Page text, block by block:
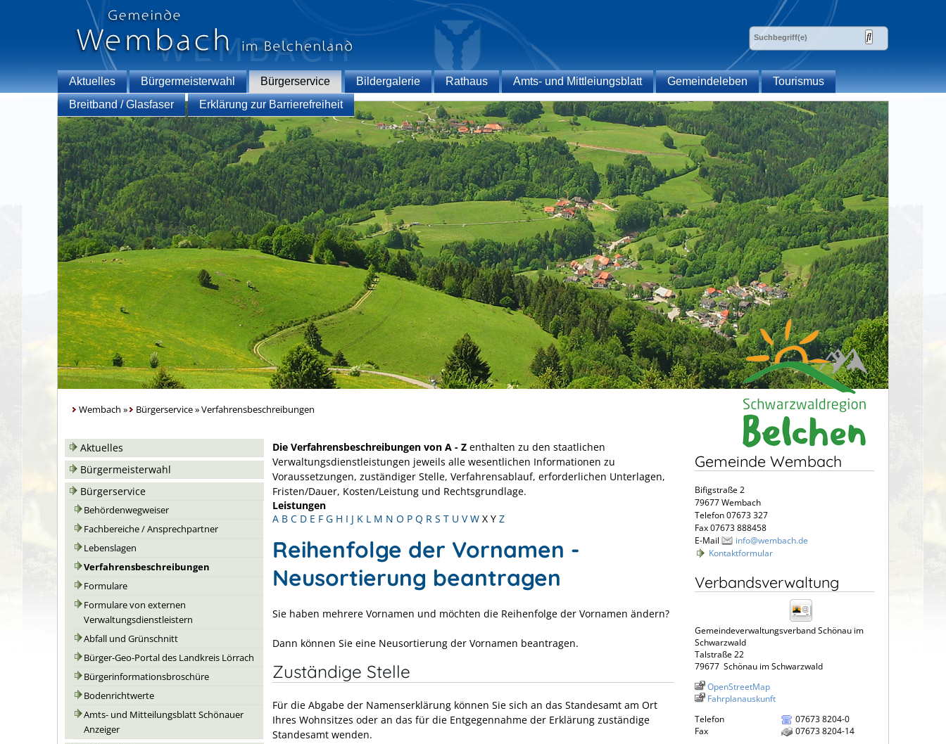
Aktuelles Bürgermeisterwahl Bürgerservice Bildergalerie Rathaus Amts- und Mittleiungsblatt Gemeindeleben
Tourismus
Breitband / Glasfaser
Erklärung zur Barrierefreiheit
Wembach » Bürgerservice»Verfahrensbeschreibungen
Aktuelles
Bürgermeisterwahl
Bürgerservice
Behördenwegweiser
Fachbereiche / Ansprechpartner
Lebenslagen
Verfahrensbeschreibungen
Formulare
Formulare von externen
Verwaltungsdienstleistern
Abfall und Grünschnitt
Bürger-Geo-Portal des Landkreis Lörrach
Bürgerinformationsbroschüre
Bodenrichtwerte
Amts- und Mitteilungsblatt Schönauer
Anzeiger
Die Verfahrensbeschreibungen von A - Z enthalten zu den staatlichen
Verwaltungsdienstleistungen jeweils alle wesentlichen Informationen zu
Voraussetzungen, zuständiger Stelle, Verfahrensablauf, erforderlichen Unterlagen,
Fristen/Dauer, Kosten/Leistung und Rechtsgrundlage.
Leistungen
A B C D E F G H I J K L M N O P Q R S T U V W X Y Z
Reihenfolge der Vornamen -
Neusortierung beantragen
Sie haben mehrere Vornamen und möchten die Reihenfolge der Vornamen ändern?
Dann können Sie eine Neusortierung der Vornamen beantragen.
Zuständige Stelle
Für die Abgabe der Namenserklärung können Sie sich an das Standesamt am Ort
Ihres Wohnsitzes oder an das für die Entgegennahme der Erklärung zuständige
Standesamt wenden.
Gemeinde Wembach
Bifigstraße 2
79677 Wembach
Telefon 07673 327
Fax 07673 888458
E-Mail
info@wembach.de
Kontaktformular
Verbandsverwaltung
Gemeindeverwaltungsverband Schönau im
Schwarzwald
Talstraße 22
79677 Schönau im Schwarzwald
OpenStreetMap
Fahrplanauskunft
Telefon
07673 8204-0
Fax
07673 8204-14